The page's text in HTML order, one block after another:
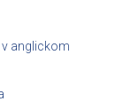
v anglickom